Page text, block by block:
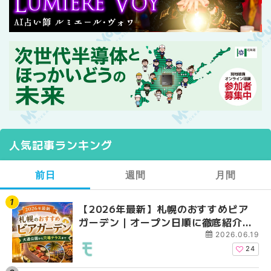
人気記事ランキング
前日
【2026年最新】札幌のおすすめビア
ガーデン｜オープン日順に徹底紹介！
大通公園から穴場テラスまで | MouLa
HOKKAIDO
2026.06.19
24
週間
【2026年最新】札幌
ガーデン｜オープン日
大通公園から穴場テ
月間
【2026年最新】札幌
ガーデン｜オープン日
大通公園から穴場テ